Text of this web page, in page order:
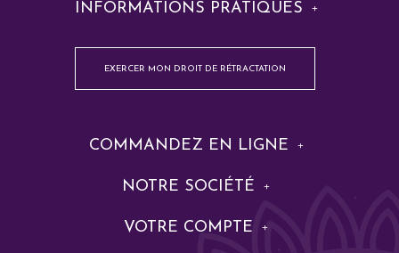
INFORMATIONS PRATIQUES
EXERCER MON DROIT DE RÉTRACTATION
COMMANDEZ EN LIGNE
NOTRE SOCIÉTÉ
VOTRE COMPTE